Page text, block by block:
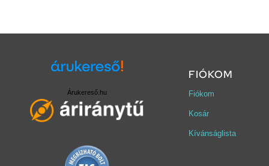
Árukereső.hu
FIÓKOM
Fiókom
Kosár
Kívánságlista